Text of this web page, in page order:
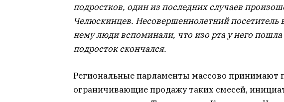
подростков, один из последних случаев
Челюскинцев. Несовершеннолетний посетитель
нему люди вспоминали, что изо рта у него пошла
подросток скончался.
Региональные парламенты массово принимают
ограничивающие продажу таких смесей,